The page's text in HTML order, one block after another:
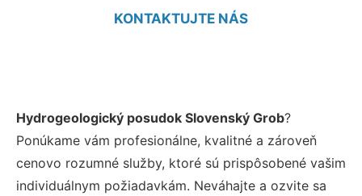
KONTAKTUJTE NÁS
Hydrogeologický posudok Slovenský Grob?
Ponúkame vám profesionálne, kvalitné a zároveň
cenovo rozumné služby, ktoré sú prispôsobené vašim
individuálnym požiadavkám. Neváhajte a ozvite sa